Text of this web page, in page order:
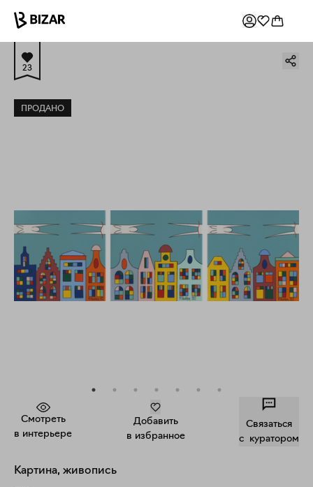
23
ПРОДАНО
Смотреть
в интерьере
Добавить
в избранное
Связаться
c куратором
Картина, живопись